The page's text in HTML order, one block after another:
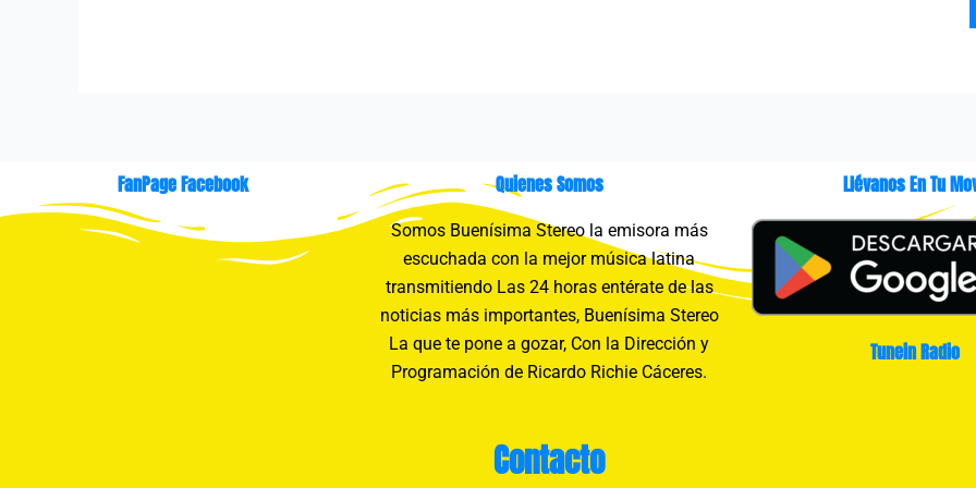
FanPage Facebook Quienes Somos
Somos Buenísima Stereo la emisora más
escuchada con la mejor música latina
transmitiendo Las 24 horas entérate de las
noticias más importantes, Buenísima Stereo
La que te pone a gozar, Con la Dirección y
Programación de Ricardo Richie Cáceres.
Contacto
Llévanos En Tu
Tunein Radio